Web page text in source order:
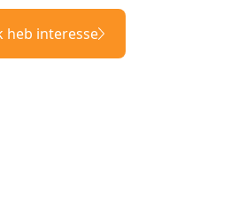
heb interesse